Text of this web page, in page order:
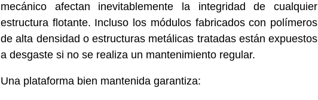
mecánico afectan inevitablemente la integridad de cualquier
estructura flotante. Incluso los módulos fabricados con polímeros
de alta densidad o estructuras metálicas tratadas están expuestos
a desgaste si no se realiza un mantenimiento regular.
Una plataforma bien mantenida garantiza: